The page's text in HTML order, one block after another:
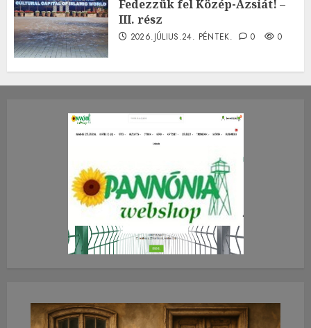
Fedezzük fel Közép-Ázsiát! –
III. rész
2026.JÚLIUS.24. PÉNTEK. 0 0